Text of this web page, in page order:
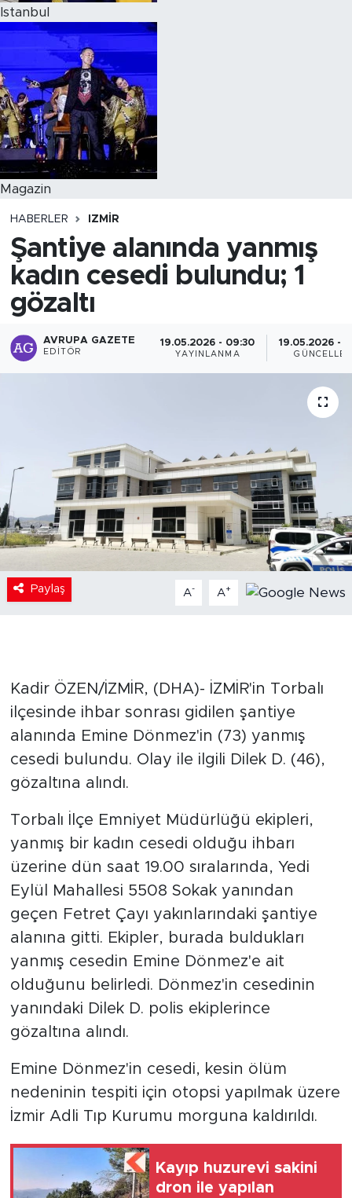
Istanbul
Magazin
HABERLER IZMIR
Şantiye alanında yanmış
kadın cesedi bulundu; 1
gözaltı
AVRUPA GAZETE
EDITÖR
19.05.2026 - 09:30
YAYINLANMA
19.05.2026 -
Paylaş A- A+
Kadir ÖZEN/İZMİR, (DHA)- İZMİR'in Torbalı
ilçesinde ihbar sonrası gidilen şantiye
alanında Emine Dönmez'in (73) yanmış
cesedi bulundu. Olay ile ilgili Dilek D. (46),
gözaltına alındı.
Torbalı İlçe Emniyet Müdürlüğü ekipleri,
yanmış bir kadın cesedi olduğu ihbarı
üzerine dün saat 19.00 sıralarında, Yedi
Eylül Mahallesi 5508 Sokak yanından
geçen Fetret Çayı yakınlarındaki şantiye
alanına gitti. Ekipler, burada buldukları
yanmış cesedin Emine Dönmez'e ait
olduğunu belirledi. Dönmez'in cesedinin
yanındaki Dilek D. polis ekiplerince
gözaltına alındı.
Emine Dönmez'in cesedi, kesin ölüm
nedeninin tespiti için otopsi yapılmak üzere
İzmir Adli Tıp Kurumu morguna kaldırıldı.
Kayıp huzurevi sakini
dron ile yapılan